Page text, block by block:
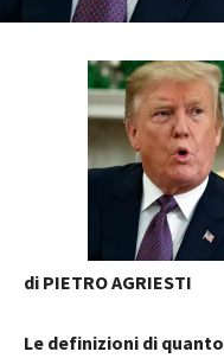
di PIETRO AGRIESTI
Le definizioni di